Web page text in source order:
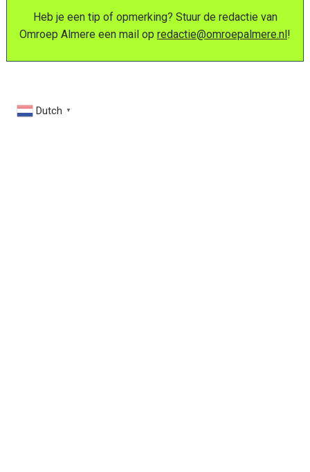
Heb je een tip of opmerking? Stuur de redactie van
Omroep Almere een mail op redactie@omroepalmere.nl!
Dutch ▼